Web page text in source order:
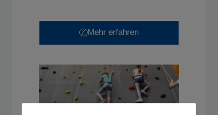
Mehr erfahren